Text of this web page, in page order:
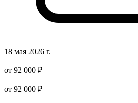
18 мая 2026 г.
от 92 000 ₽
от 92 000 ₽